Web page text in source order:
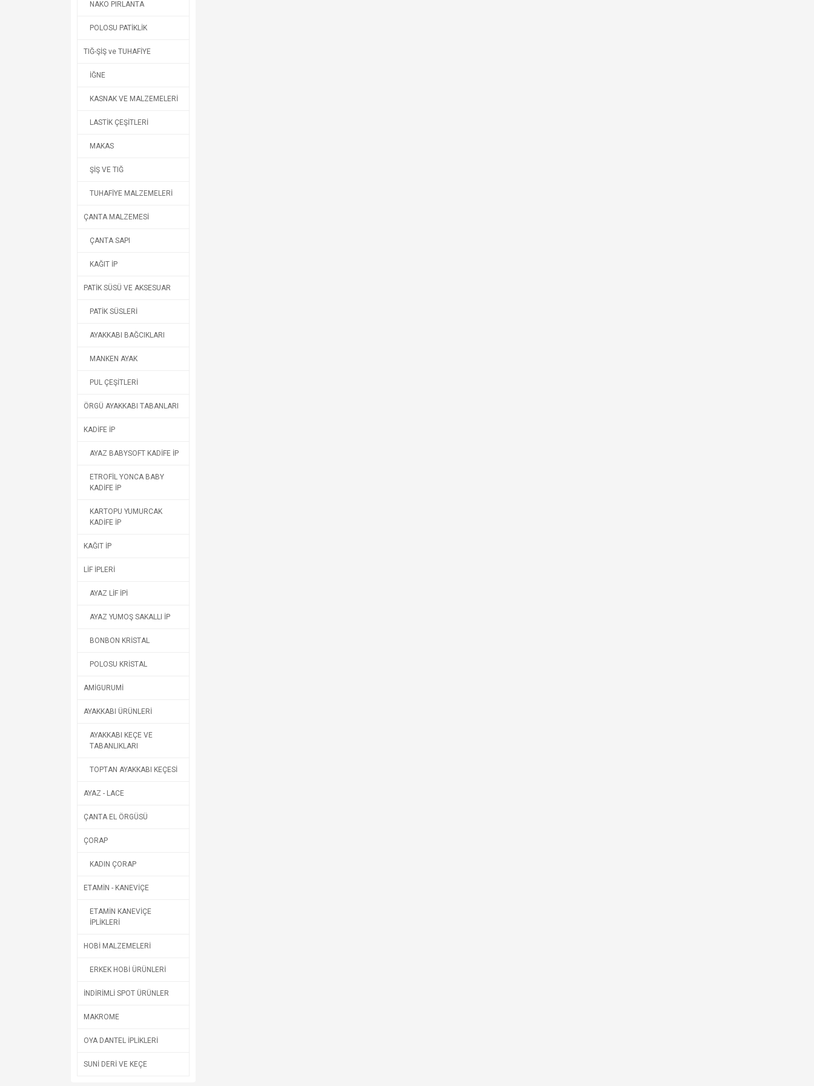
NAKO PIRLANTA
POLOSU PATİKLİK
TIĞ-ŞİŞ ve TUHAFİYE
İĞNE
KASNAK VE MALZEMELERİ
LASTİK ÇEŞİTLERİ
MAKAS
ŞİŞ VE TIĞ
TUHAFİYE MALZEMELERİ
ÇANTA MALZEMESİ
ÇANTA SAPI
KAĞIT İP
PATİK SÜSÜ VE AKSESUAR
PATİK SÜSLERİ
AYAKKABI BAĞCIKLARI
MANKEN AYAK
PUL ÇEŞİTLERİ
ÖRGÜ AYAKKABI TABANLARI
KADİFE İP
AYAZ BABYSOFT KADİFE İP
ETROFİL YONCA BABY
KADİFE İP
KARTOPU YUMURCAK
KADİFE İP
KAĞIT İP
LİF İPLERİ
AYAZ LİF İPİ
AYAZ YUMOŞ SAKALLI İP
BONBON KRİSTAL
POLOSU KRİSTAL
AMİGURUMİ
AYAKKABI ÜRÜNLERİ
AYAKKABI KEÇE VE
TABANLIKLARI
TOPTAN AYAKKABI KEÇESİ
AYAZ - LACE
ÇANTA EL ÖRGÜSÜ
ÇORAP
KADIN ÇORAP
ETAMİN - KANEVİÇE
ETAMİN KANEVİÇE
İPLİKLERİ
HOBİ MALZEMELERİ
ERKEK HOBİ ÜRÜNLERİ
İNDİRİMLİ SPOT ÜRÜNLER
MAKROME
OYA DANTEL İPLİKLERİ
SUNİ DERİ VE KEÇE